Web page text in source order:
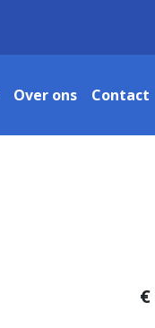
Over ons Contact
€